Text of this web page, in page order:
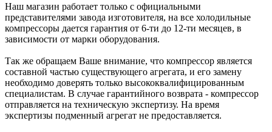
Наш магазин работает только с официальными
представителями завода изготовителя, на все холодильные
компрессоры дается гарантия от 6-ти до 12-ти месяцев, в
зависимости от марки оборудования.
Так же обращаем Ваше внимание, что компрессор является
составной частью существующего агрегата, и его замену
необходимо доверять только высококвалифицированным
специалистам. В случае гарантийного возврата - компрессор
отправляется на техническую экспертизу. На время
экспертизы подменный агрегат не предоставляется.